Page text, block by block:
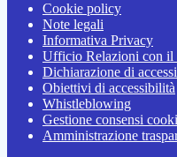
Cookie policy
Note legali
Informativa Privacy
Ufficio Relazioni con il
Dichiarazione di
Obiettivi di accessibilità
Whistleblowing
Gestione consensi
Amministrazione